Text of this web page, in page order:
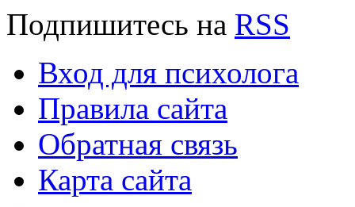
Подпишитесь на RSS
Вход для психолога
Правила сайта
Обратная связь
Карта сайта